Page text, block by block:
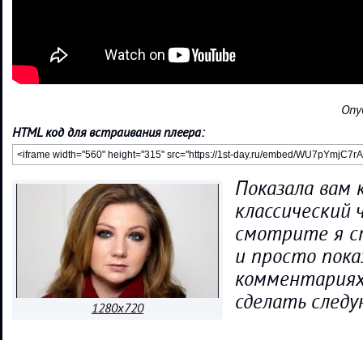
HTML код для встраивания плеера:
1280x720
Показала вам
классический
смотрите я
и просто
сделать